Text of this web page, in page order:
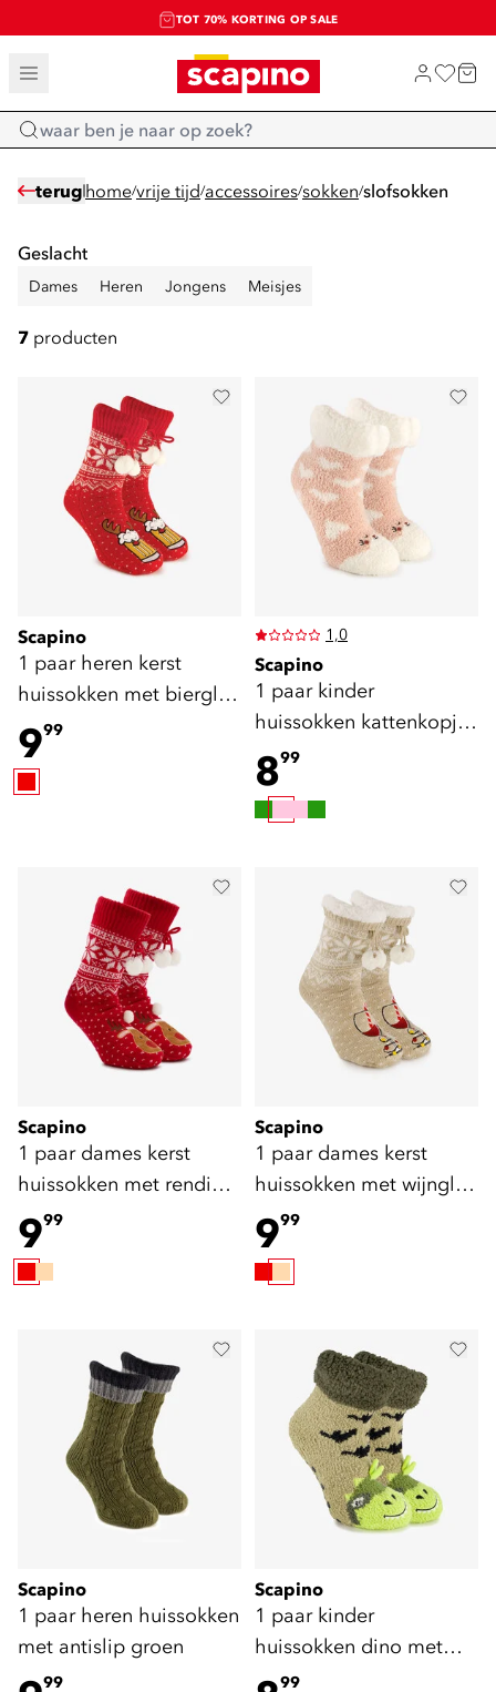
TOT 70% KORTING OP SALE
SHOP NIEUW
Home
terug home/vrije tijd/accessoires/sokken/slofsokken
Geslacht
Dames Heren Jongens Meisjes
7 producten
Scapino
1 paar heren kerst
huissokken met bierglas
rood
999
1,0
Scapino
1 paar kinder
huissokken kattenkopjes
met antislip
899
Scapino
1 paar dames kerst
huissokken met rendier
rood
999
Scapino
1 paar dames kerst
huissokken met wijnglas
beige
999
Scapino
1 paar heren huissokken
met antislip groen
99
Scapino
1 paar kinder
huissokken dino met
antislip
99